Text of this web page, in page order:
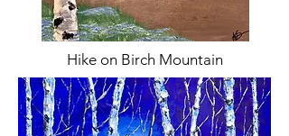
Hike on Birch Mountain